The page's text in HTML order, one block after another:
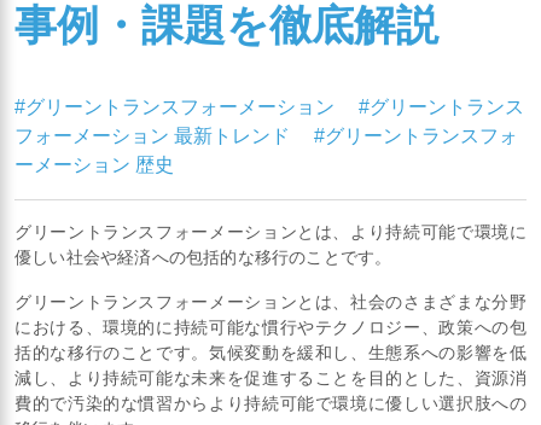
事例・課題を徹底解説
#グリーントランスフォーメーション
#グリーントランス
フォーメーション 最新トレンド
#グリーントランスフォ
ーメーション 歴史
グリーントランスフォーメーションとは、より持続可能で環境に
優しい社会や経済への包括的な移行のことです。
グリーントランスフォーメーションとは、社会のさまざまな分野
における、環境的に持続可能な慣行やテクノロジー、政策への包
括的な移行のことです。気候変動を緩和し、生態系への影響を低
減し、より持続可能な未来を促進することを目的とした、資源消
費的で汚染的な慣習からより持続可能で環境に優しい選択肢への